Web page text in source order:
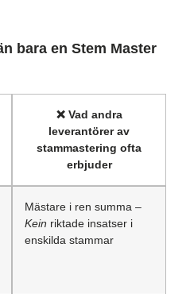
bara en Stem Master
❌ Vad andra
leverantörer av
stammastering ofta
erbjuder
Mästare i ren summa –
Kein riktade insatser i
enskilda stammar